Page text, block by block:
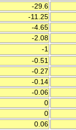
-29.6
-11.25
-4.65
-2.08
-1
-0.51
-0.27
-0.14
-0.06
0
0
0.06